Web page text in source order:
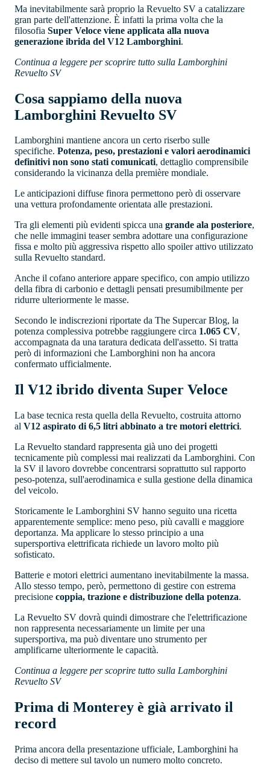
Ma inevitabilmente sarà proprio la Revuelto SV a catalizzare
gran parte dell'attenzione. È infatti la prima volta che la
filosofia Super Veloce viene applicata alla nuova
generazione ibrida del V12 Lamborghini.
Continua a leggere per scoprire tutto sulla Lamborghini
Revuelto SV
Cosa sappiamo della nuova
Lamborghini Revuelto SV
Lamborghini mantiene ancora un certo riserbo sulle
specifiche. Potenza, peso, prestazioni e valori aerodinamici
definitivi non sono stati comunicati, dettaglio comprensibile
considerando la vicinanza della première mondiale.
Le anticipazioni diffuse finora permettono però di osservare
una vettura profondamente orientata alle prestazioni.
Tra gli elementi più evidenti spicca una grande ala posteriore,
che nelle immagini teaser sembra adottare una configurazione
fissa e molto più aggressiva rispetto allo spoiler attivo utilizzato
sulla Revuelto standard.
Anche il cofano anteriore appare specifico, con ampio utilizzo
della fibra di carbonio e dettagli pensati presumibilmente per
ridurre ulteriormente le masse.
Secondo le indiscrezioni riportate da The Supercar Blog, la
potenza complessiva potrebbe raggiungere circa 1.065 CV,
accompagnata da una taratura dedicata dell'assetto. Si tratta
però di informazioni che Lamborghini non ha ancora
confermato ufficialmente.
Il V12 ibrido diventa Super Veloce
La base tecnica resta quella della Revuelto, costruita attorno
al V12 aspirato di 6,5 litri abbinato a tre motori elettrici.
La Revuelto standard rappresenta già uno dei progetti
tecnicamente più complessi mai realizzati da Lamborghini. Con
la SV il lavoro dovrebbe concentrarsi soprattutto sul rapporto
peso-potenza, sull'aerodinamica e sulla gestione della dinamica
del veicolo.
Storicamente le Lamborghini SV hanno seguito una ricetta
apparentemente semplice: meno peso, più cavalli e maggiore
deportanza. Ma applicare lo stesso principio a una
supersportiva elettrificata richiede un lavoro molto più
sofisticato.
Batterie e motori elettrici aumentano inevitabilmente la massa.
Allo stesso tempo, però, permettono di gestire con estrema
precisione coppia, trazione e distribuzione della potenza.
La Revuelto SV dovrà quindi dimostrare che l'elettrificazione
non rappresenta necessariamente un limite per una
supersportiva, ma può diventare uno strumento per
amplificarne ulteriormente le capacità.
Continua a leggere per scoprire tutto sulla Lamborghini
Revuelto SV
Prima di Monterey è già arrivato il
record
Prima ancora della presentazione ufficiale, Lamborghini ha
deciso di mettere sul tavolo un numero molto concreto.